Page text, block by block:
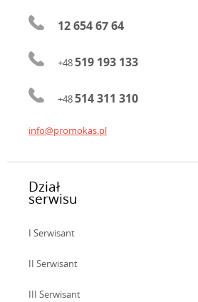
12 654 67 64
+48519 193 133
+48514 311 310
info@promokas.pl
Dział
serwisu
I Serwisant
II Serwisant
III Serwisant